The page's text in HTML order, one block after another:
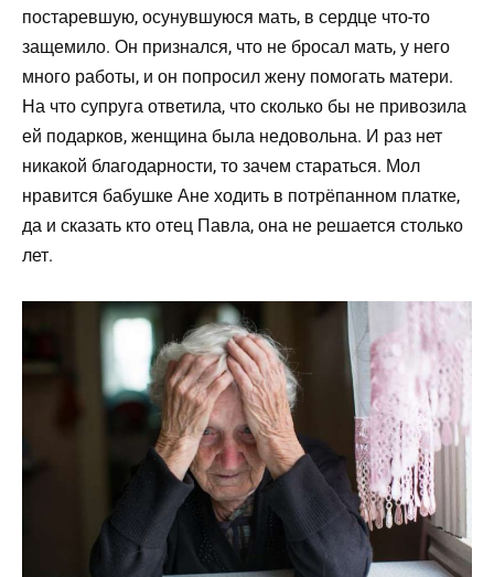
постаревшую, осунувшуюся мать, в сердце что-то
защемило. Он признался, что не бросал мать, у него
много работы, и он попросил жену помогать матери.
На что супруга ответила, что сколько бы не привозила
ей подарков, женщина была недовольна. И раз нет
никакой благодарности, то зачем стараться. Мол
нравится бабушке Ане ходить в потрёпанном платке,
да и сказать кто отец Павла, она не решается столько
лет.